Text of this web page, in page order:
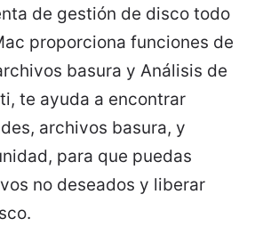
de gestión de disco todo
proporciona funciones de
basura y Análisis de
te ayuda a encontrar
archivos basura, y
para que puedas
no deseados y liberar